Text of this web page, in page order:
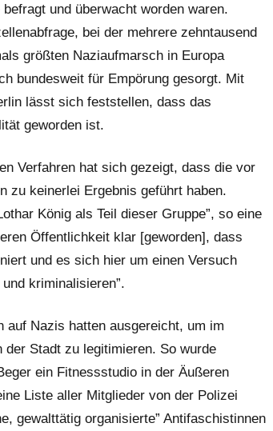
und überwacht worden waren.
bei der mehrere zehntausend
größten Naziaufmarsch in Europa
bundesweit für Empörung gesorgt. Mit
lässt sich feststellen, dass das
geworden ist.
Verfahren hat sich gezeigt, dass die vor
zu keinerlei Ergebnis geführt haben.
König als Teil dieser Gruppe”, so eine
Öffentlichkeit klar [geworden], dass
und es sich hier um einen Versuch
kriminalisieren”.
auf Nazis hatten ausgereicht, um im
Stadt zu legitimieren. So wurde
ein Fitnessstudio in der Äußeren
Liste aller Mitglieder von der Polizei
gewalttätig organisierte” Antifaschistinnen